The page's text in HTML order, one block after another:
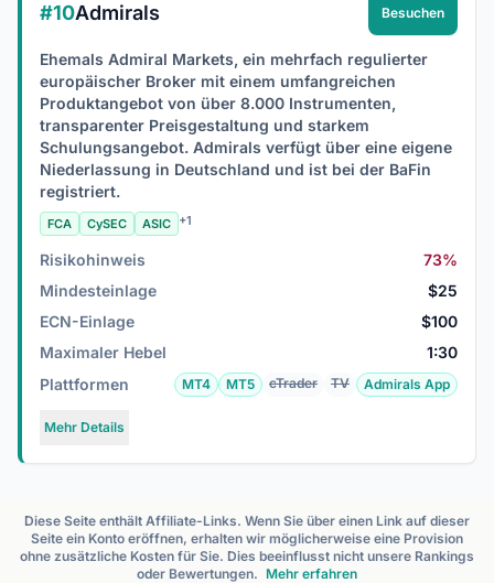
#10Admirals Besuchen
Ehemals Admiral Markets, ein mehrfach regulierter
europäischer Broker mit einem umfangreichen
Produktangebot von über 8.000 Instrumenten,
transparenter Preisgestaltung und starkem
Schulungsangebot. Admirals verfügt über eine eigene
Niederlassung in Deutschland und ist bei der BaFin
registriert.
FCA CySEC ASIC +1
Risikohinweis
73%
Mindesteinlage
$25
ECN-Einlage
$100
Maximaler Hebel
1:30
Plattformen
MT4 MT5 cTrader TV Admirals App
Mehr Details
Diese Seite enthält Affiliate-Links. Wenn Sie über einen Link auf dieser
Seite ein Konto eröffnen, erhalten wir möglicherweise eine Provision
ohne zusätzliche Kosten für Sie. Dies beeinflusst nicht unsere Rankings
oder Bewertungen. Mehr erfahren